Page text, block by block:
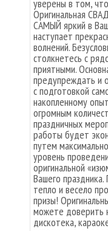
уверены в том,
Оригинальная
САМЫЙ яркий в
наступает
волнений.
столкнетесь с
приятными.
предупреждать и
с подготовкой
накопленному
огромным
праздничных
работы будет
путем
уровень
оригинальной
Вашего
тепло и весело
призы!
можете доверить
дискотека,